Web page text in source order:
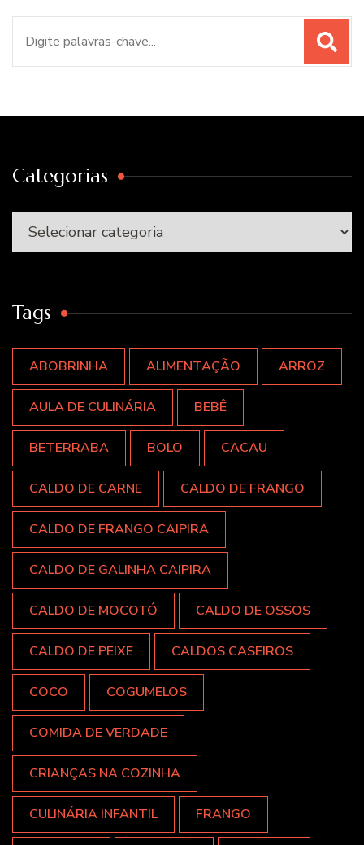
Categorias
Categorias
Tags
ABOBRINHA ALIMENTAÇÃO ARROZ
AULA DE CULINÁRIA BEBÊ
BETERRABA BOLO CACAU
CALDO DE CARNE CALDO DE FRANGO
CALDO DE FRANGO CAIPIRA
CALDO DE GALINHA CAIPIRA
CALDO DE MOCOTÓ CALDO DE OSSOS
CALDO DE PEIXE CALDOS CASEIROS
COCO COGUMELOS
COMIDA DE VERDADE
CRIANÇAS NA COZINHA
CULINÁRIA INFANTIL FRANGO